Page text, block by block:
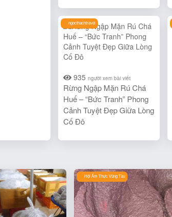
ngocthachtravel
935 người xem bài viết
Rừng Ngập Mặn Rú Chá
Huế – “Bức Tranh” Phong
Cảnh Tuyệt Đẹp Giữa Lòng
Cố Đô
Hội Ẩm Thực Vũng Tàu